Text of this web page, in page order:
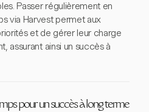
Passer régulièrement en
via Harvest permet aux
et de gérer leur charge
assurant ainsi un succès à
pour un succès à long terme